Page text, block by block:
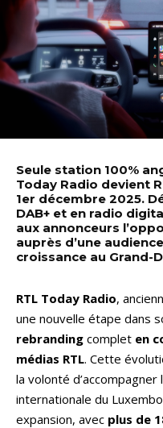
Seule station 100%
Today Radio devient
1er décembre 2025.
DAB+ et en radio
aux annonceurs
auprès d’une
croissance au Grand-
RTL Today Radio,
une nouvelle étape dans
rebranding complet en
médias RTL. Cette
la volonté
internationale du
expansion, avec plus de